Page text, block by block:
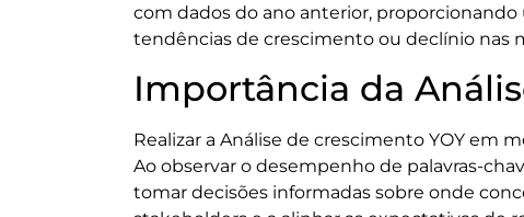
com dados do ano anterior,
tendências de crescimento ou declínio nas
Importância da
Realizar a Análise de crescimento YOY em
Ao observar o desempenho de palavras-
tomar decisões informadas sobre onde